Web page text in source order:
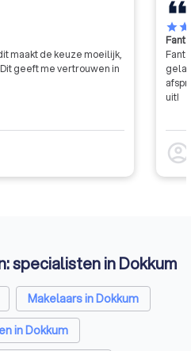
vaardigheden en
houden aan
beroepsnormen.
maakt de keuze moeilijk,
geeft me vertrouwen in
starstar
uit!
account_circle
specialisten in Dokkum
Makelaars in Dokkum
in Dokkum